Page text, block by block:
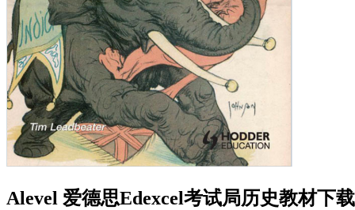
Alevel 爱德思Edexcel考试局历史教材下